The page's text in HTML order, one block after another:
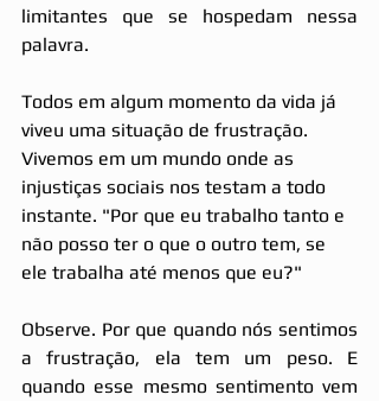
limitantes que se hospedam nessa
palavra.
Todos em algum momento da vida já
viveu uma situação de frustração.
Vivemos em um mundo onde as
injustiças sociais nos testam a todo
instante. "Por que eu trabalho tanto e
não posso ter o que o outro tem, se
ele trabalha até menos que eu?"
Observe. Por que quando nós sentimos
a frustração, ela tem um peso. E
quando esse mesmo sentimento vem